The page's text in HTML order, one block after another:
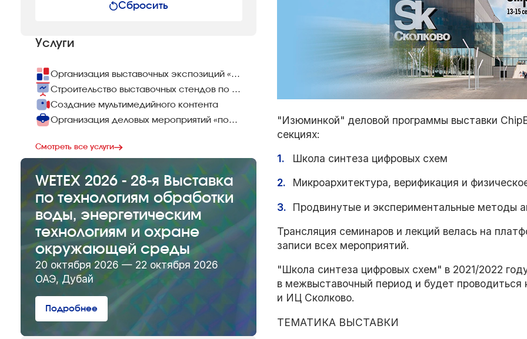
Сбросить
Услуги
Организация выставочных экспозиций «под ключ»
Строительство выставочных стендов по всему миру
Создание мультимедийного контента
Организация деловых мероприятий «под ключ»
Смотреть все услуги
WETEX 2026 - 28-я Выставка
по технологиям обработки
воды, энергетическим
технологиям и охране
окружающей среды
20 октября 2026 — 22 октября 2026
ОАЭ, Дубай
Подробнее
"Изюминкой" деловой программы выставки
секциях:
Школа синтеза цифровых схем
Микроархитектура, верификация и
Продвинутые и экспериментальные методы
Трансляция семинаров и лекций велась на
записи всех мероприятий.
"Школа синтеза цифровых схем" в 2021/2022
в межвыставочный период и будет
и ИЦ Сколково.
ТЕМАТИКА ВЫСТАВКИ